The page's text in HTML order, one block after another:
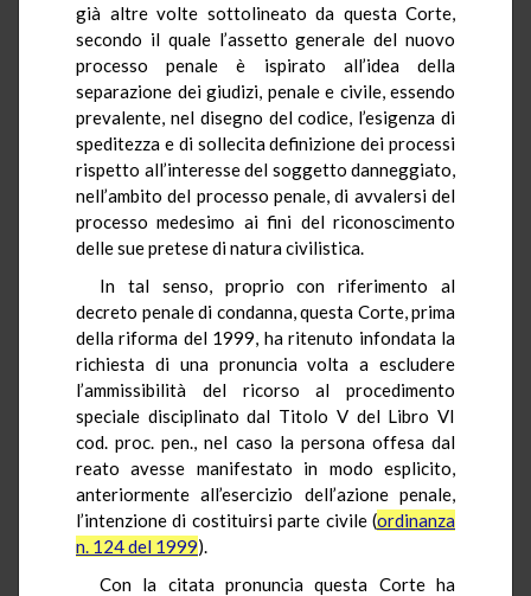
già altre volte sottolineato da questa Corte,
secondo il quale l’assetto generale del nuovo
processo penale è ispirato all’idea della
separazione dei giudizi, penale e civile, essendo
prevalente, nel disegno del codice, l’esigenza di
speditezza e di sollecita definizione dei processi
rispetto all’interesse del soggetto danneggiato,
nell’ambito del processo penale, di avvalersi del
processo medesimo ai fini del riconoscimento
delle sue pretese di natura civilistica.
In tal senso, proprio con riferimento al
decreto penale di condanna, questa Corte, prima
della riforma del 1999, ha ritenuto infondata la
richiesta di una pronuncia volta a escludere
l’ammissibilità del ricorso al procedimento
speciale disciplinato dal Titolo V del Libro VI
cod. proc. pen., nel caso la persona offesa dal
reato avesse manifestato in modo esplicito,
anteriormente all’esercizio dell’azione penale,
l’intenzione di costituirsi parte civile (ordinanza
n. 124 del 1999).
Con la citata pronuncia questa Corte ha